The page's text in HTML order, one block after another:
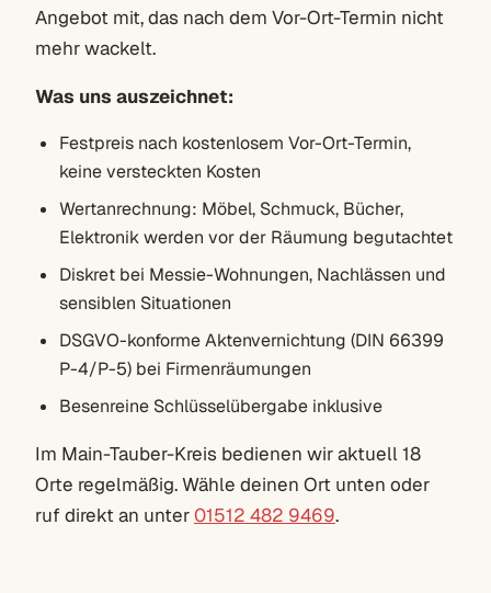
Angebot mit, das nach dem Vor-Ort-Termin nicht
mehr wackelt.
Was uns auszeichnet:
Festpreis nach kostenlosem Vor-Ort-Termin,
keine versteckten Kosten
Wertanrechnung: Möbel, Schmuck, Bücher,
Elektronik werden vor der Räumung begutachtet
Diskret bei Messie-Wohnungen, Nachlässen und
sensiblen Situationen
DSGVO-konforme Aktenvernichtung (DIN 66399
P-4/P-5) bei Firmenräumungen
Besenreine Schlüsselübergabe inklusive
Im Main-Tauber-Kreis bedienen wir aktuell 18
Orte regelmäßig. Wähle deinen Ort unten oder
ruf direkt an unter 01512 482 9469.